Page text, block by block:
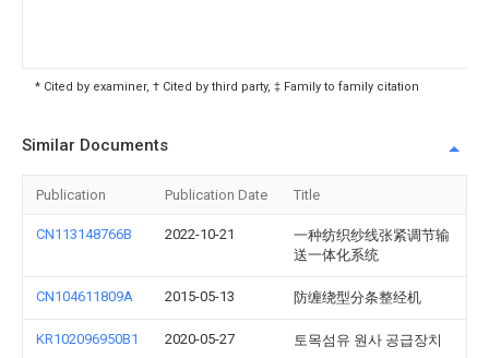
* Cited by examiner, † Cited by third party, ‡ Family to family citation
Similar Documents
Publication Publication Date Title
CN113148766B 2022-10-21
一种纺织纱线张紧调节输
送一体化系统
CN104611809A 2015-05-13 防缠绕型分条整经机
KR102096950B1 2020-05-27 토목섬유 원사 공급장치